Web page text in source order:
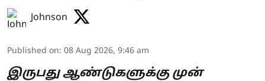
Johnson
Published on: 08 Aug 2026, 9:46 am
இருபது ஆண்டுகளுக்கு முன்